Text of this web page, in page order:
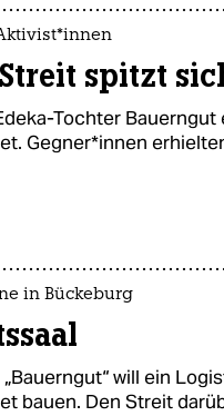
spitzt
Tochter
Geg­ne­r*in­nen
in Bückeburg
will ein
bauen. Den Streit